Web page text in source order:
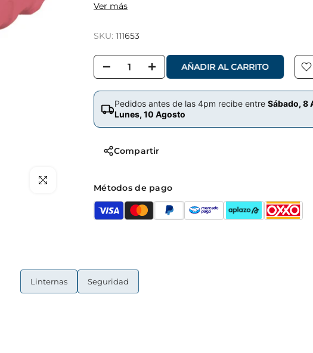
Clic para hacer zoom
Ver más
SKU: 111653
AÑADIR AL CARRITO
Pedidos antes de las 4pm recibe entre Sábado, 8
Lunes, 10 Agosto
Compartir
Métodos de pago
Linternas Seguridad